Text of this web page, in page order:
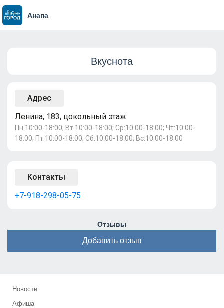
Анапа
Вкуснота
Адрес
Ленина, 183, цокольный этаж
Пн:10:00-18:00; Вт:10:00-18:00; Ср:10:00-18:00; Чт:10:00-
18:00; Пт:10:00-18:00; Сб:10:00-18:00; Вс:10:00-18:00
Контакты
+7-918-298-05-75
Отзывы
Добавить отзыв
Новости
Афиша